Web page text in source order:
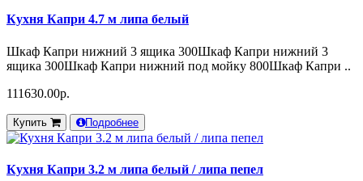
Кухня Капри 4.7 м липа белый
Шкаф Капри нижний 3 ящика 300Шкаф Капри нижний 3
ящика 300Шкаф Капри нижний под мойку 800Шкаф Капри ..
111630.00р.
Купить Подробнее
Кухня Капри 3.2 м липа белый / липа пепел